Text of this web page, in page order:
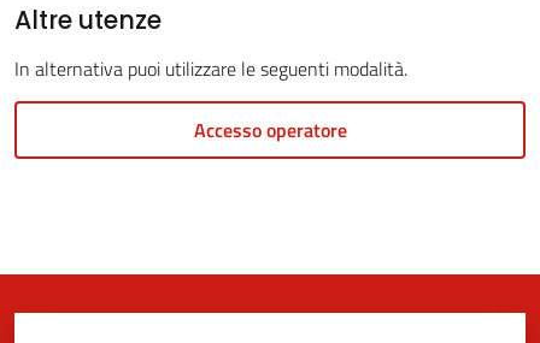
on-
gli
Altre utenze
In alternativa puoi utilizzare le seguenti modalità.
Accesso operatore